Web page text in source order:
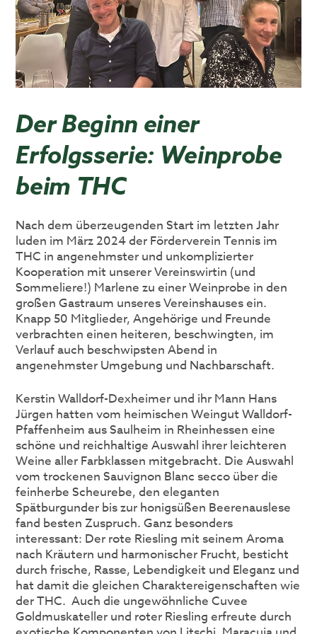
Der Beginn einer
Erfolgsserie: Weinprobe
beim THC
Nach dem überzeugenden Start im letzten Jahr
luden im März 2024 der Förderverein Tennis im
THC in angenehmster und unkomplizierter
Kooperation mit unserer Vereinswirtin (und
Sommeliere!) Marlene zu einer Weinprobe in den
großen Gastraum unseres Vereinshauses ein.
Knapp 50 Mitglieder, Angehörige und Freunde
verbrachten einen heiteren, beschwingten, im
Verlauf auch beschwipsten Abend in
angenehmster Umgebung und Nachbarschaft.
Kerstin Walldorf-Dexheimer und ihr Mann Hans
Jürgen hatten vom heimischen Weingut Walldorf-
Pfaffenheim aus Saulheim in Rheinhessen eine
schöne und reichhaltige Auswahl ihrer leichteren
Weine aller Farbklassen mitgebracht. Die Auswahl
vom trockenen Sauvignon Blanc secco über die
feinherbe Scheurebe, den eleganten
Spätburgunder bis zur honigsüßen Beerenauslese
fand besten Zuspruch. Ganz besonders
interessant: Der rote Riesling mit seinem Aroma
nach Kräutern und harmonischer Frucht, besticht
durch frische, Rasse, Lebendigkeit und Eleganz und
hat damit die gleichen Charaktereigenschaften wie
der THC. Auch die ungewöhnliche Cuvee
Goldmuskateller und roter Riesling erfreute durch